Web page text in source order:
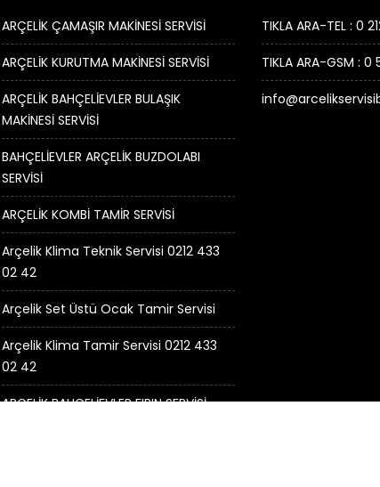
ARÇELİK ÇAMAŞIR MAKİNESİ SERVİSİ
ARÇELİK KURUTMA MAKİNESİ SERVİSİ
ARÇELİK BAHÇELİEVLER BULAŞIK
MAKİNESİ SERVİSİ
BAHÇELİEVLER ARÇELİK BUZDOLABI
SERVİSİ
ARÇELİK KOMBİ TAMİR SERVİSİ
Arçelik Klima Teknik Servisi 0212 433
02 42
Arçelik Set Üstü Ocak Tamir Servisi
Arçelik Klima Tamir Servisi 0212 433
02 42
ARÇELİK BAHÇELİEVLER FIRIN SERVİSİ
TIKLA ARA-TEL : 0
TIKLA ARA-GSM :